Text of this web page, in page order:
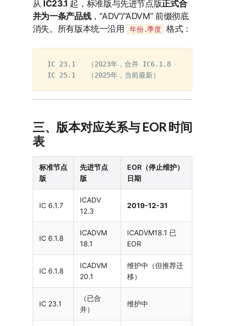
从 IC23.1 起，标准版与先进节点版正式合
并为一条产品线，”ADV”/”ADVM” 前缀彻底
消失。所有版本统一沿用
年份.季度 格式：
IC 23.1   （2023年，合并 IC6.1.8 + ICADVM20.1
三、版本对应关系与 EOR 时间
表
标准节点
版
先进节点
版
EOR（停止维护）
日期
IC 6.1.7
ICADV
12.3
2019-12-31
IC 6.1.8
ICADVM
18.1
ICADVM18.1 已
EOR
IC 6.1.8
ICADVM
20.1
维护中（但推荐迁
移）
IC 23.1
（已合
并）
维护中